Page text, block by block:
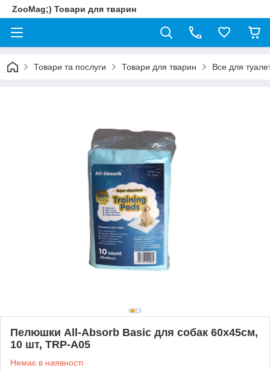
ZooMag;) Товари для тварин
Товари та послуги Товари для тварин Все для
Пелюшки All-Absorb Basic для собак 60х45см,
10 шт, TRP-A05
Немає в наявності